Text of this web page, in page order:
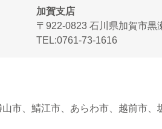
加賀支店
〒922-0823 石川県加賀市黒
TEL 0761-73-1616
市、鯖江市、あらわ市、越前市、